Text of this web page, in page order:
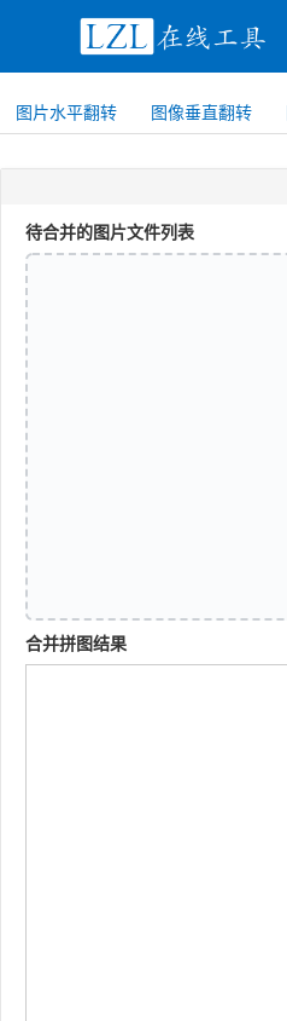
图片水平翻转 图像垂直翻转
待合并的图片文件列表
合并拼图结果